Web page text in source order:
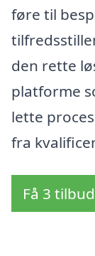
føre til
den rette
platforme
lette
fra
Få 3